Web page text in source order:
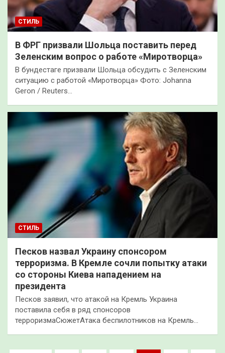
СТИЛЬ
В ФРГ призвали Шольца поставить перед
Зеленским вопрос о работе «Миротворца»
В бундестаге призвали Шольца обсудить с Зеленским
ситуацию с работой «Миротворца» Фото: Johanna
Geron / Reuters…
СТИЛЬ
Песков назвал Украину спонсором
терроризма. В Кремле сочли попытку атаки
со стороны Киева нападением на
президента
Песков заявил, что атакой на Кремль Украина
поставила себя в ряд спонсоров
терроризмаСюжетАтака беспилотников на Кремль…